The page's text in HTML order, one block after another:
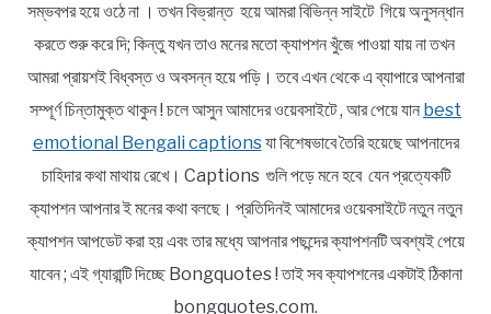
সম্ভবপর হয়ে ওঠে না । তখন বিভ্রান্ত হয়ে আমরা বিভিন্ন সাইটে গিয়ে অনুসন্ধান
করতে শুরু করে দি; কিন্তু যখন তাও মনের মতো ক্যাপশন খুঁজে পাওয়া যায় না তখন
আমরা প্রায়শই বিধ্বস্ত ও অবসন্ন হয়ে পড়ি। তবে এখন থেকে এ ব্যাপারে আপনারা
সম্পূর্ণ চিন্তামুক্ত থাকুন ! চলে আসুন আমাদের ওয়েবসাইটে , আর পেয়ে যান best
emotional Bengali captionsযা বিশেষভাবে তৈরি হয়েছে আপনাদের
চাহিদার কথা মাথায় রেখে। Captions গুলি পড়ে মনে হবে যেন প্রত্যেকটি
ক্যাপশন আপনার ই মনের কথা বলছে। প্রতিদিনই আমাদের ওয়েবসাইটে নতুন নতুন
ক্যাপশন আপডেট করা হয় এবং তার মধ্যে আপনার পছন্দের ক্যাপশনটি অবশ্যই পেয়ে
যাবেন ; এই গ্যারান্টি দিচ্ছে Bongquotes ! তাই সব ক্যাপশনের একটাই ঠিকানা
bongquotes.com.